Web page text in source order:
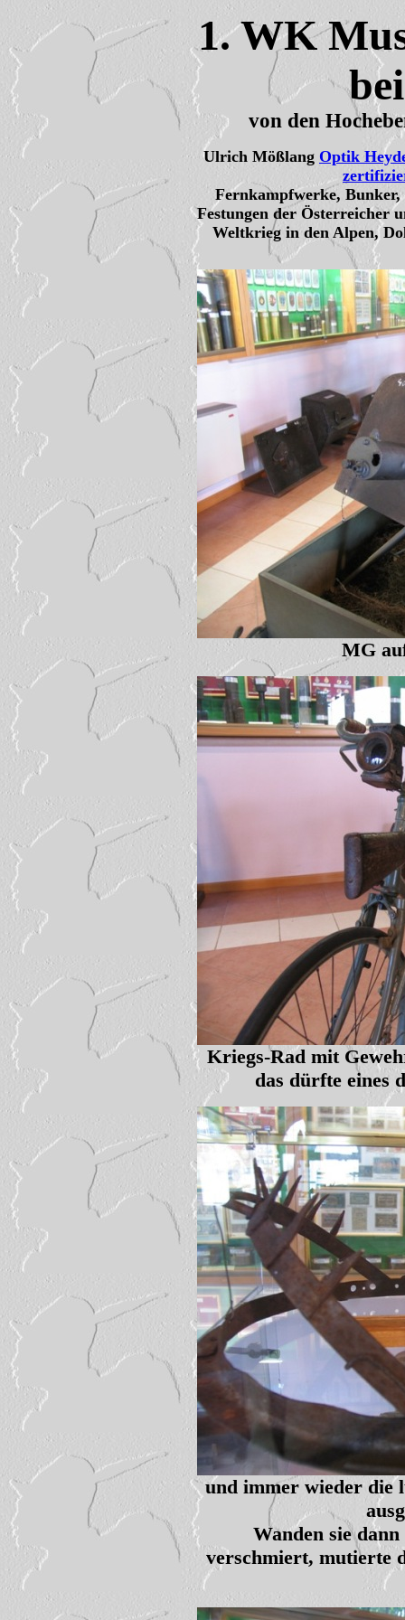
1. WK
von den
Ulrich Mößlang Optik
Fernkampfwerke,
Festungen der Österreicher
Weltkrieg in den Alpen,
MG
Kriegs-Rad mit
das dürfte eines
und immer wieder die
Wanden sie
verschmiert, mutierte